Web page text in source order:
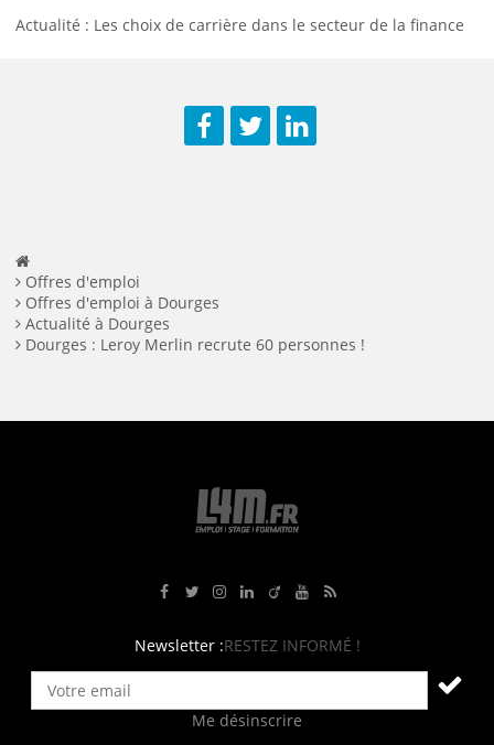
Actualité : Les choix de carrière dans le secteur de la finance
Offres d'emploi
Offres d'emploi à Dourges
Actualité à Dourges
Dourges : Leroy Merlin recrute 60 personnes !
Newsletter :RESTEZ INFORMÉ !
Me désinscrire